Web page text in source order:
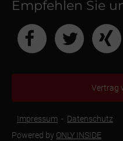
Empfehlen Sie
Vertrag
Impressum - Datenschutz
Powered by ONLY INSIDE